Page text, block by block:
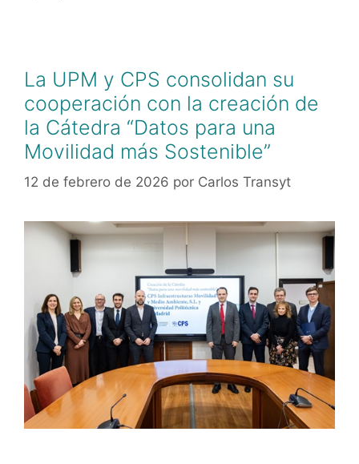
La UPM y CPS consolidan su
cooperación con la creación de
la Cátedra “Datos para una
Movilidad más Sostenible”
12 de febrero de 2026 por Carlos Transyt